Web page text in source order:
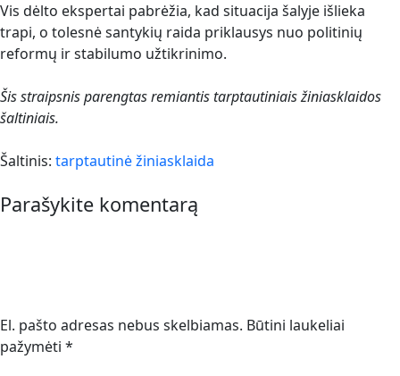
Vis dėlto ekspertai pabrėžia, kad situacija šalyje išlieka
trapi, o tolesnė santykių raida priklausys nuo politinių
reformų ir stabilumo užtikrinimo.
Šis straipsnis parengtas remiantis tarptautiniais žiniasklaidos
šaltiniais.
Šaltinis: tarptautinė žiniasklaida
Parašykite komentarą
El. pašto adresas nebus skelbiamas. Būtini laukeliai
pažymėti *